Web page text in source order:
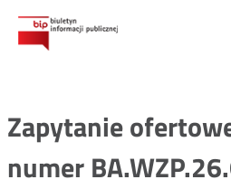
Zapytanie
numer